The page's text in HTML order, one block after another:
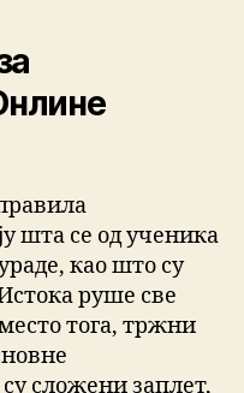
шта се од ученика
као што су
руше све
тога, тржни
сложени заплет,